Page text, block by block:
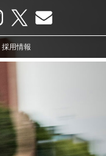
Instagram
採用情報